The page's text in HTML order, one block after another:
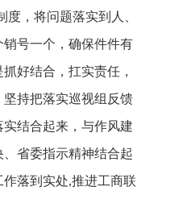
度，将问题落实到人、
号一个，确保件件有
好结合，扛实责任，
持把落实巡视组反馈
结合起来，与作风建
省委指示精神结合起
落到实处,推进工商联